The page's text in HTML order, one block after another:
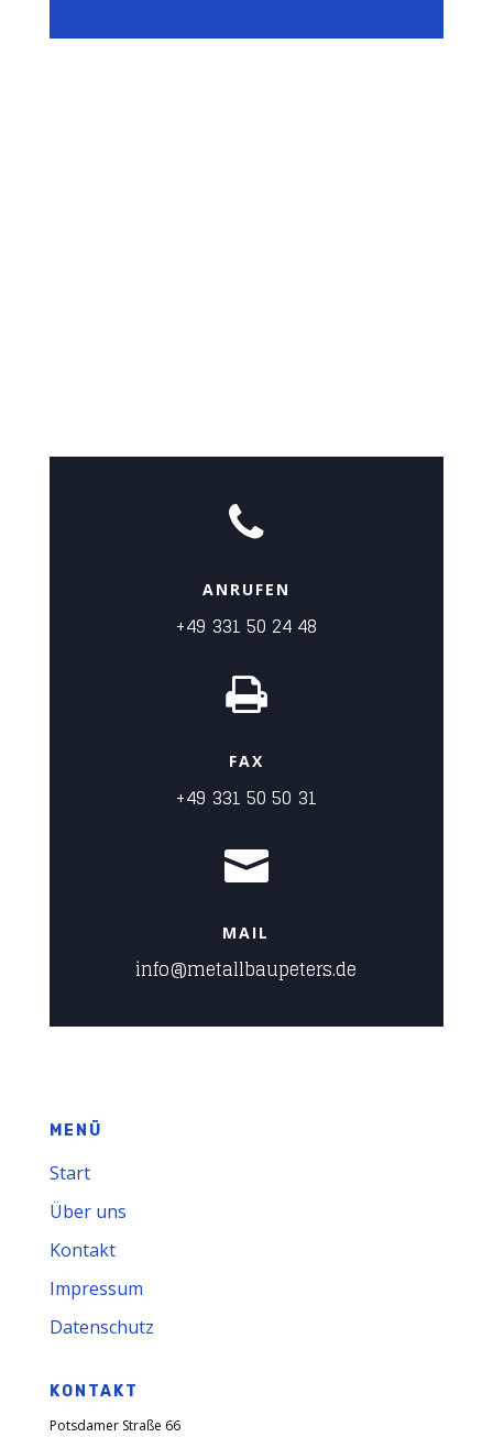

ANRUFEN
+49 331 50 24 48

FAX
+49 331 50 50 31

MAIL
info@metallbaupeters.de
MENÜ
Start
Über uns
Kontakt
Impressum
Datenschutz
KONTAKT
Potsdamer Straße 66